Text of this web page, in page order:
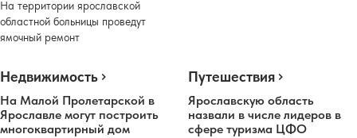
На территории ярославской
областной больницы проведут
ямочный ремонт
Недвижимость
На Малой Пролетарской в
Ярославле могут построить
многоквартирный дом
Путешествия
Ярославскую область
назвали в числе лидеров в
сфере туризма ЦФО